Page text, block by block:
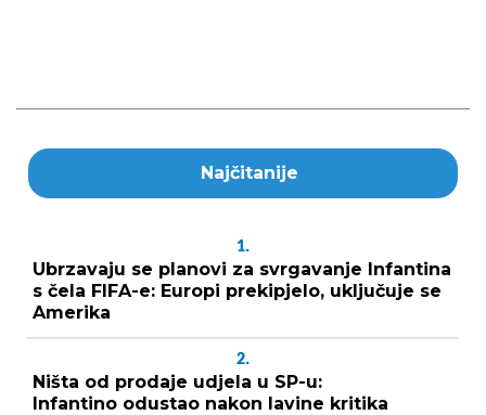
Najčitanije
1.
Ubrzavaju se planovi za svrgavanje Infantina
s čela FIFA-e: Europi prekipjelo, uključuje se
Amerika
2.
Ništa od prodaje udjela u SP-u:
Infantino odustao nakon lavine kritika